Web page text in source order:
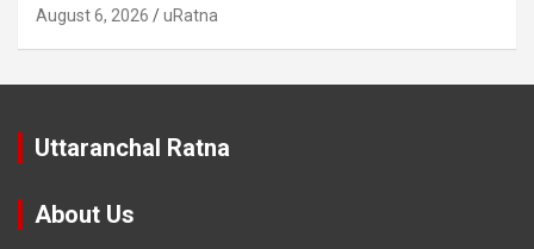
August 6, 2026 uRatna
Uttaranchal Ratna
About Us